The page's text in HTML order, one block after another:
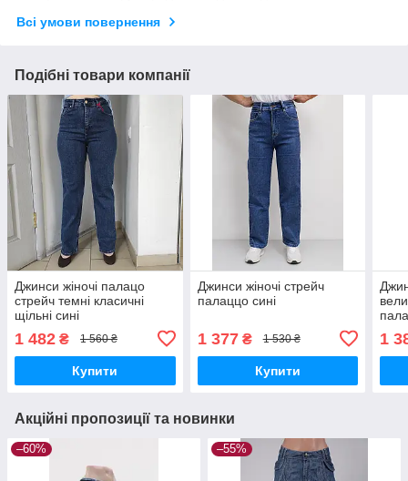
Всі умови повернення
Подібні товари компанії
Джинси жіночі палацо
стрейч темні класичні
щільні сині
1 482 ₴ 1 560 ₴
Купити
Джинси жіночі стрейч
палаццо сині
1 377₴ 1 530 ₴
Купити
1
Акційні пропозиції та новинки
–60% –55%